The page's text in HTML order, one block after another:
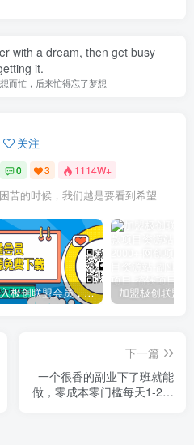
with a dream, then get busy
it.
而忙，后来忙得忘了梦想
关注
0 3 1114W+
苦的时候，我们越是要看到希望
加入极创联盟会员，全站资源免费学习。
下一篇
一个很香的副业下了班就能
做，零成本零门槛每天1-2小